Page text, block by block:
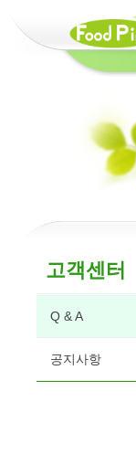
고객센터
Q & A
공지사항